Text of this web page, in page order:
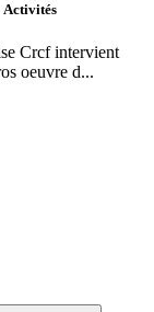
Activités
Crcf intervient
oeuvre d...